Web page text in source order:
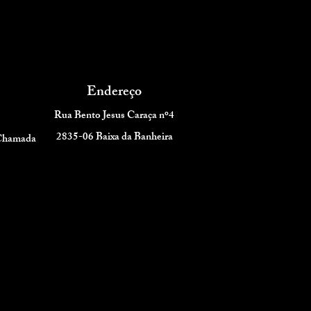
Endereço
Rua Bento Jesus Caraça nº4
2835-06 Baixa da Banheira